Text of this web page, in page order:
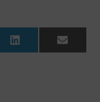
LinkedIn Email